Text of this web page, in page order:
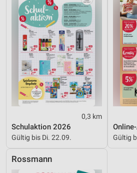
0,3 km
Schulaktion 2026
Gültig bis Di. 22.09. Gültig
Rossmann
Werbung